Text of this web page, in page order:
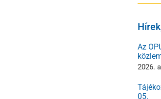
Az
2026.
05.